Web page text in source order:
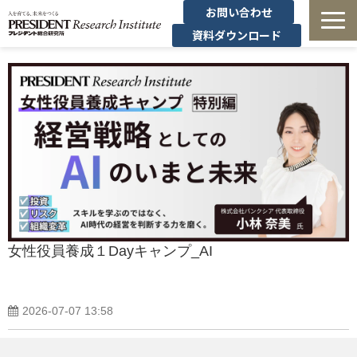
お問い合わせ
資料ダウンロード
法人研修
有料講座
無料セミナー
導入事例・コラム
経営者の学び
女性役員養成１Dayキャンプ_AI
2026-07-07 13:58